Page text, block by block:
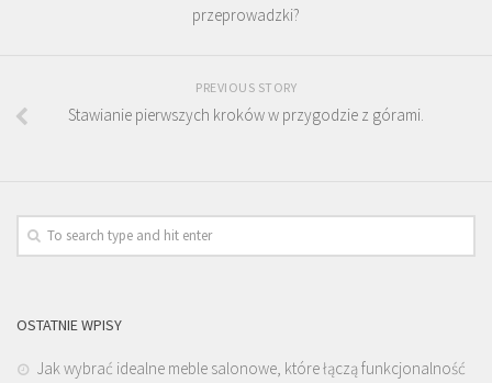
przeprowadzki?
PREVIOUS STORY
Stawianie pierwszych kroków w przygodzie z górami.
OSTATNIE WPISY
Jak wybrać idealne meble salonowe, które łączą funkcjonalność